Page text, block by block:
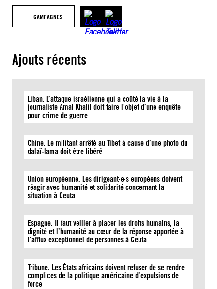
CAMPAGNES
Ajouts récents
Liban. L’attaque israélienne qui a coûté la vie à la
journaliste Amal Khalil doit faire l’objet d’une enquête
pour crime de guerre
Chine. Le militant arrêté au Tibet à cause d’une photo du
dalaï-lama doit être libéré
Union européenne. Les dirigeant·e·s européens doivent
réagir avec humanité et solidarité concernant la
situation à Ceuta
Espagne. Il faut veiller à placer les droits humains, la
dignité et l’humanité au cœur de la réponse apportée à
l’afflux exceptionnel de personnes à Ceuta
Tribune. Les États africains doivent refuser de se rendre
complices de la politique américaine d’expulsions de
force